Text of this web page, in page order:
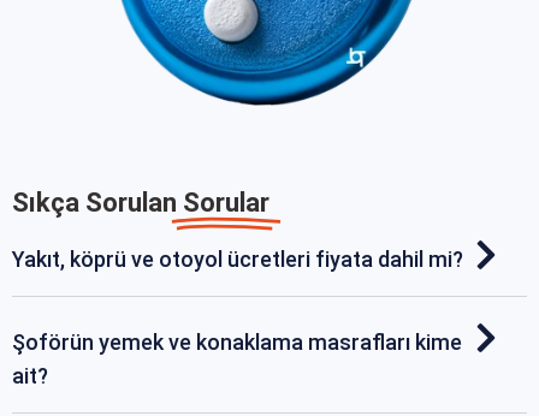
Sıkça Sorulan Sorular
Yakıt, köprü ve otoyol ücretleri fiyata dahil mi?
Şoförün yemek ve konaklama masrafları kime
ait?